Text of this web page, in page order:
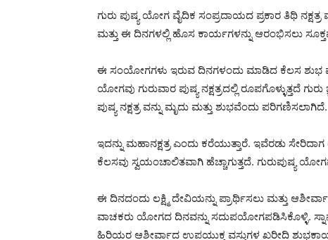
ಗುರು ಪುಷ್ಯ ಯೋಗ ವೈದಿಕ ಸಂಪ್ರದಾಯದ ಪ್ರಕಾರ ತಿಥಿ
ಮತ್ತು ಈ ದಿನಗಳಲ್ಲಿ ಹೊಸ ಕಾರ್ಯಗಳನ್ನು ಆರಂಭಿಸಲು
ಈ ಸಂಯೋಗಗಳು ಇರುವ ದಿನಗಳಂದು ಮಾಡಿದ ಕೆಲಸ ಶುಭ
ಯೋಗವು ಗುರುವಾರ ಪುಷ್ಯ ನಕ್ಷತ್ರದಲ್ಲಿ ರೂಪಗೊಳ್ಳುತ್ತದೆ
ಪುಷ್ಯ ನಕ್ಷತ್ರ ವನ್ನು ಮೃದು ಮತ್ತು ಶುಭವೆಂದು ಪರಿಗಣಿಸಲಾಗಿದೆ.
ಇದನ್ನು ಮಹಾನಕ್ಷತ್ರ ಎಂದು ಕರೆಯುತ್ತಾರೆ. ಇವೆರಡು
ಕೆಲಸವು ಸ್ವಯಂಚಾಲಿತವಾಗಿ ಹೆಚ್ಚಾಗುತ್ತದೆ. ಗುರುಪುಷ್ಯ
ಈ ದಿನದಂದು ಲಕ್ಷ್ಮಿ ದೇವಿಯನ್ನು ಪ್ರಾರ್ಥಿಸಲು ಮತ್ತು
ವಾಚಕರು ಯೋಗದ ದಿನವನ್ನು ಸದುಪಯೋಗಪಡಿಸಿಕೊಳ್ಳಿ.
ಹಿರಿಯರ ಆಶೀರ್ವಾದ ಉಪಯುಕ್ತ ವಸ್ತುಗಳ ಖರೀದಿ